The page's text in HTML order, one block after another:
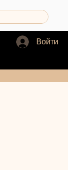
Войти